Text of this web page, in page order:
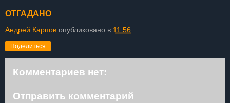
ОТГАДАНО
Андрей Карпов опубликовано в 11:56
Поделиться
Комментариев нет:
Отправить комментарий